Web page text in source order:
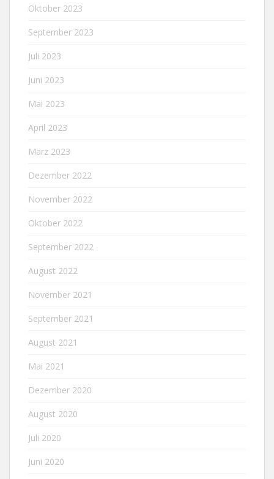
Oktober 2023
September 2023
Juli 2023
Juni 2023
Mai 2023
April 2023
März 2023
Dezember 2022
November 2022
Oktober 2022
September 2022
August 2022
November 2021
September 2021
August 2021
Mai 2021
Dezember 2020
August 2020
Juli 2020
Juni 2020